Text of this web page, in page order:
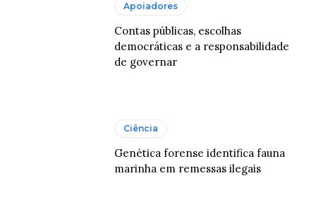
Apoiadores
Contas públicas, escolhas
democráticas e a responsabilidade
de governar
Ciência
Genética forense identifica fauna
marinha em remessas ilegais